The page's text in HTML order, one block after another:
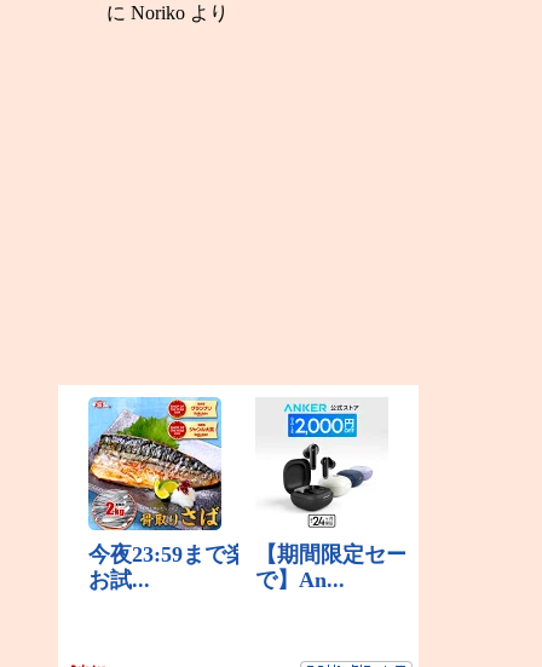
に Noriko より